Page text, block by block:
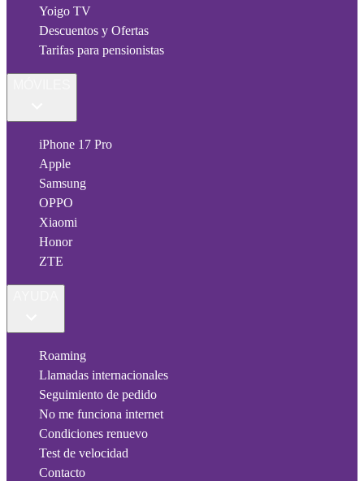
Yoigo TV
Descuentos y Ofertas
Tarifas para pensionistas
iPhone 17 Pro
Apple
Samsung
OPPO
Xiaomi
Honor
ZTE
Roaming
Llamadas internacionales
Seguimiento de pedido
No me funciona internet
Condiciones renuevo
Test de velocidad
Contacto